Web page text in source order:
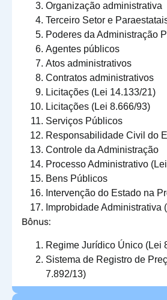
Organização administrativa
Terceiro Setor e
Poderes da Administração
Agentes públicos
Atos administrativos
Contratos administrativos
Licitações (Lei 14.133/21)
Licitações (Lei 8.666/93)
Serviços Públicos
Responsabilidade Civil do
Controle da Administração
Processo Administrativo
Bens Públicos
Intervenção do Estado na
Improbidade Administrativa
Bônus:
Regime Jurídico Único (Lei
Sistema de Registro de
7.892/13)